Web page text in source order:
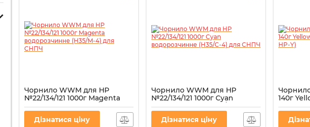
Чорнило WWM для HP
№22/134/121 1000г Magenta
водорозчинне (H35/M-4) для
СНПЧ
Артикул:H35/M-4
Дізнатися ціну
Чорнило WWM для HP
№22/134/121 1000г Cyan
водорозчинне (H35/C-4) для
СНПЧ
Артикул:H35/C-4
Дізнатися ціну
140г
(PL-INK-
Артикул: